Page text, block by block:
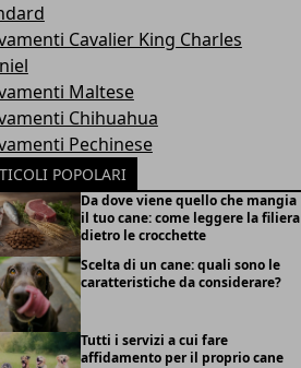
Cavalier King Charles
Maltese
Chihuahua
Pechinese
POPOLARI
Da dove viene quello che mangia
il tuo cane: come leggere la filiera
dietro le crocchette
Scelta di un cane: quali sono le
caratteristiche da considerare?
Tutti i servizi a cui fare
affidamento per il proprio cane